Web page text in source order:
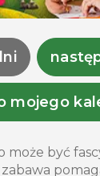
mojego
może być